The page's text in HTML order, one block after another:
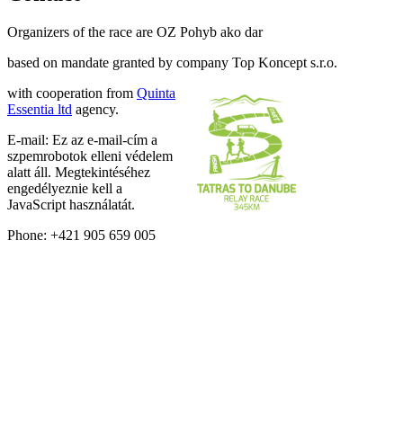
Organizers of the race are OZ Pohyb ako dar
based on mandate granted by company Top Koncept s.r.o.
with cooperation from Quinta
Essentia ltd agency.
E-mail: Ez az e-mail-cím a
szpemrobotok elleni védelem
alatt áll. Megtekintéséhez
engedélyeznie kell a
JavaScript használatát.
Phone: +421 905 659 005